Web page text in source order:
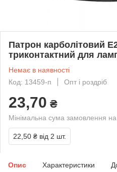
Патрон карболітовий
триконтактний для
Немає в наявності
Код: 13459-п
Опт і роздріб
23,70 ₴
Мінімальна сума замовлення
22,50 ₴ від 2 шт.
Опис Характеристики